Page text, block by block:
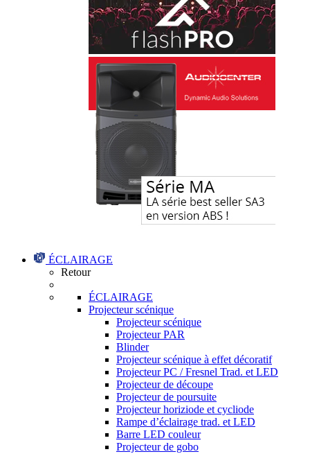
ÉCLAIRAGE
Retour
ÉCLAIRAGE
Projecteur scénique
Projecteur scénique
Projecteur PAR
Blinder
Projecteur scénique à effet décoratif
Projecteur PC / Fresnel Trad. et LED
Projecteur de découpe
Projecteur de poursuite
Projecteur horiziode et cycliode
Rampe d’éclairage trad. et LED
Barre LED couleur
Projecteur de gobo